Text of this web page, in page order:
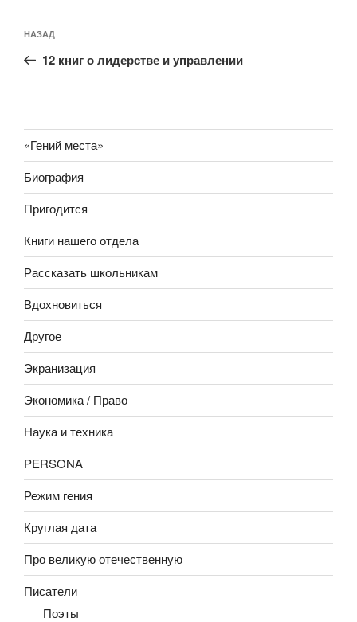
по
записям
Предыдущая
запись:
НАЗАД
12 книг о лидерстве и управлении
«Гений места»
Биография
Пригодится
Книги нашего отдела
Рассказать школьникам
Вдохновиться
Другое
Экранизация
Экономика / Право
Наука и техника
PERSONA
Режим гения
Круглая дата
Про великую отечественную
Писатели
Поэты